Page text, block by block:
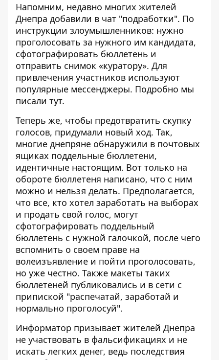
Напомним, недавно многих жителей
Днепра добавили в чат "подработки". По
инструкции злоумышленников: нужно
проголосовать за нужного им кандидата,
сфотографировать бюллетень и
отправить снимок «куратору». Для
привлечения участников используют
популярные мессенджеры. Подробно мы
писали тут.
Теперь же, чтобы предотвратить скупку
голосов, придумали новый ход. Так,
многие днепряне обнаружили в почтовых
ящиках поддельные бюллетени,
идентичные настоящим. Вот только на
обороте бюллетеня написано, что с ним
можно и нельзя делать. Предполагается,
что все, кто хотел заработать на выборах
и продать свой голос, могут
сфотографировать поддельный
бюллетень с нужной галочкой, после чего
вспомнить о своем праве на
волеизъявление и пойти проголосовать,
но уже честно. Также макеты таких
бюллетеней публиковались и в сети с
припиской "распечатай, заработай и
нормально проголосуй".
Информатор призывает жителей Днепра
не участвовать в фальсификациях и не
искать легких денег, ведь последствия